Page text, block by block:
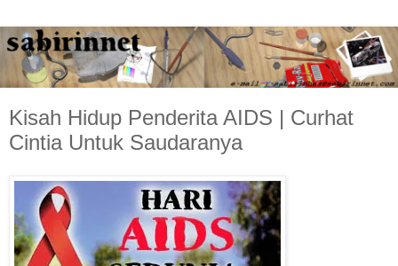
Kisah Hidup Penderita AIDS | Curhat
Cintia Untuk Saudaranya